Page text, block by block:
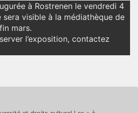
à Rostrenen le vendredi 4
visible à la médiathèque de
mars.
l’exposition, contactez